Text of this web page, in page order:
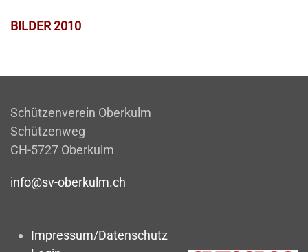
BILDER 2010
Schützenverein Oberkulm
Schützenweg
CH-5727 Oberkulm
info@sv-oberkulm.ch
Impressum/Datenschutz